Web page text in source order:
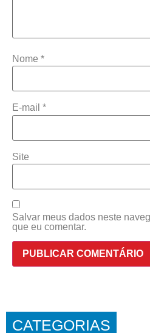
Nome *
E-mail *
Site
Salvar meus dados neste
que eu comentar.
CATEGORIAS